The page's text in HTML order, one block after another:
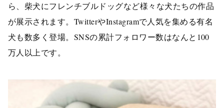
ら、柴犬にフレンチブルドッグなど様々な犬たちの作品
が展示されます。 TwitterやInstagramで人気を集める有名
犬も数多く登場。SNSの累計フォロワー数はなんと100
万人以上です。